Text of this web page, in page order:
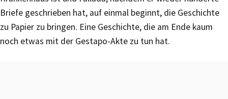
Briefe geschrieben hat, auf einmal beginnt, die Geschichte
zu Papier zu bringen. Eine Geschichte, die am Ende kaum
noch etwas mit der Gestapo-Akte zu tun hat.